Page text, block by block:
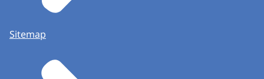
Sitemap